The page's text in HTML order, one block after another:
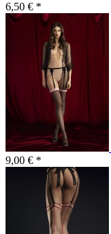
6,50 € *
9,00 € *